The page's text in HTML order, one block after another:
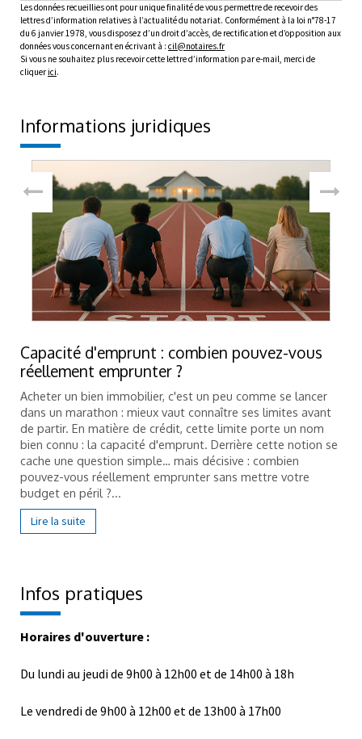
Les données recueillies ont pour unique finalité de vous permettre de recevoir des
lettres d’information relatives à l’actualité du notariat. Conformément à la loi n°78-17
du 6 janvier 1978, vous disposez d’un droit d’accès, de rectification et d’opposition aux
données vous concernant en écrivant à : cil@notaires.fr
Si vous ne souhaitez plus recevoir cette lettre d’information par e-mail, merci de
cliquer ici.
Informations juridiques
Capacité d'emprunt : combien pouvez-vous
réellement emprunter ?
Acheter un bien immobilier, c'est un peu comme se lancer
dans un marathon : mieux vaut connaître ses limites avant
de partir. En matière de crédit, cette limite porte un nom
bien connu : la capacité d'emprunt. Derrière cette notion se
cache une question simple… mais décisive : combien
pouvez-vous réellement emprunter sans mettre votre
budget en péril ?...
Lire la suite
Infos pratiques
Horaires d'ouverture :
Du lundi au jeudi de 9h00 à 12h00 et de 14h00 à 18h
Le vendredi de 9h00 à 12h00 et de 13h00 à 17h00